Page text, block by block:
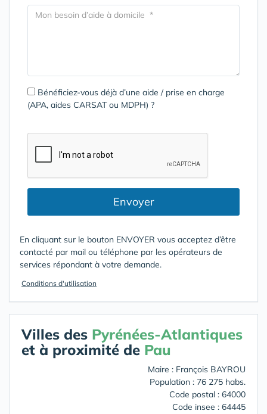
Bénéficiez-vous déjà d’une aide / prise en charge
(APA, aides CARSAT ou MDPH) ?
Envoyer
En cliquant sur le bouton ENVOYER vous acceptez d’être
contacté par mail ou téléphone par les opérateurs de
services répondant à votre demande.
Conditions d'utilisation
Villes des Pyrénées-Atlantiques
et à proximité de Pau
Maire : François BAYROU
Population : 76 275 habs.
Code postal : 64000
Code insee : 64445